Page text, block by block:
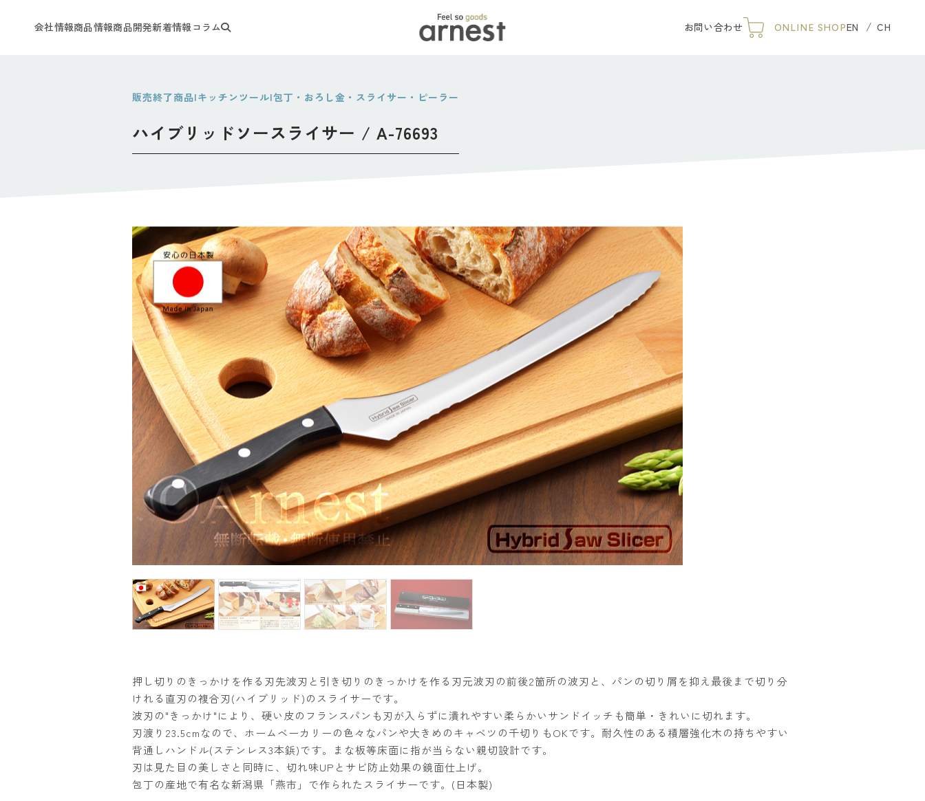
会社情報商品情報商品開発新着情報コラム Feel so goods arnestお問い合わせ ONLINE SHOPEN CH
販売終了商品|キッチンツール|包丁・おろし金・スライサー・ピーラー
ハイブリッドソースライサー / A-76693
押し切りのきっかけを作る刃先波刃と引き切りのきっかけを作る刃元波刃の前後2箇所の波刃と、パンの切り屑を抑え最後まで切り分
けれる直刃の複合刃(ハイブリッド)のスライサーです。
波刃の"きっかけ"により、硬い皮のフランスパンも刃が入らずに潰れやすい柔らかいサンドイッチも簡単・きれいに切れます。
刃渡り23.5cmなので、ホームベーカリーの色々なパンや大きめのキャベツの千切りもOKです。耐久性のある積層強化木の持ちやすい
背通しハンドル(ステンレス3本鋲)です。まな板等床面に指が当らない親切設計です。
刃は見た目の美しさと同時に、切れ味UPとサビ防止効果の鏡面仕上げ。
包丁の産地で有名な新潟県「燕市」で作られたスライサーです。(日本製)